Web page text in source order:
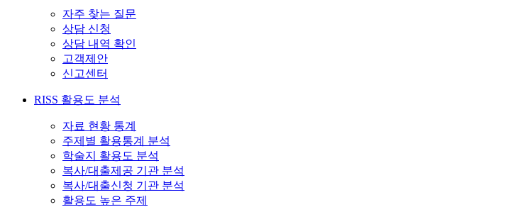
자주 찾는 질문
상담 신청
상담 내역 확인
고객제안
신고센터
RISS 활용도 분석
자료 현황 통계
주제별 활용통계 분석
학술지 활용도 분석
복사/대출제공 기관 분석
복사/대출신청 기관 분석
활용도 높은 주제